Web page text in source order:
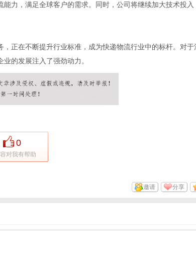
力，满足全球客户的需求。同时，公司将继续加大技术投入
正在不断提升行业标准，成为快递物流行业中的标杆。对于
的发展注入了强劲动力。
0
对我有帮助
分享
邀请